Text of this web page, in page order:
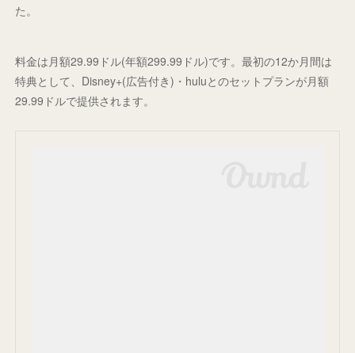
た。
料金は月額29.99ドル(年額299.99ドル)です。最初の12か月間は
特典として、Disney+(広告付き)・huluとのセットプランが月額
29.99ドルで提供されます。